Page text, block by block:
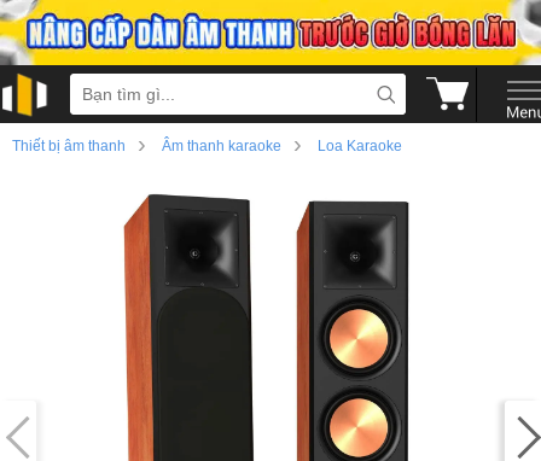
Thiết bị âm thanh › Âm thanh karaoke › Loa Karaoke